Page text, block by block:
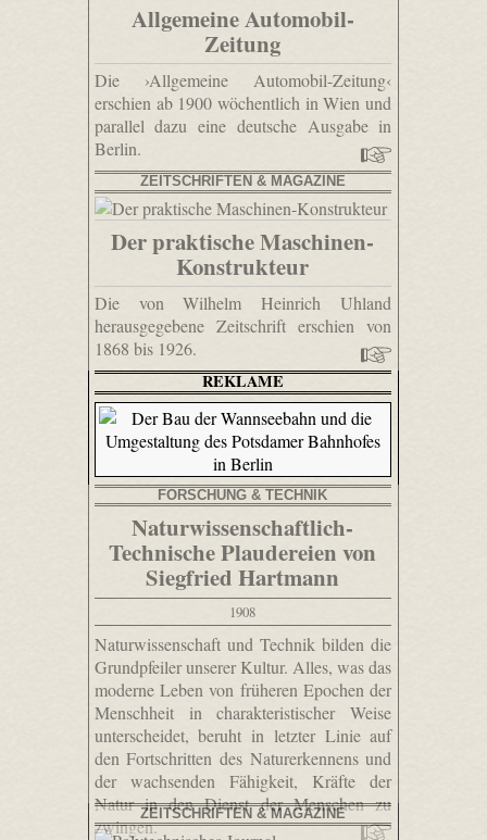
Allgemeine Automobil-
Zeitung
Die ›Allgemeine Automobil-Zeitung‹
erschien ab 1900 wöchentlich in Wien und
parallel dazu eine deutsche Ausgabe in
Berlin.
ZEITSCHRIFTEN & MAGAZINE
Der praktische Maschinen-
Konstrukteur
Die von Wilhelm Heinrich Uhland
herausgegebene Zeitschrift erschien von
1868 bis 1926.
REKLAME
FORSCHUNG & TECHNIK
Naturwissenschaftlich-
Technische Plaudereien von
Siegfried Hartmann
1908
Naturwissenschaft und Technik bilden die
Grundpfeiler unserer Kultur. Alles, was das
moderne Leben von früheren Epochen der
Menschheit in charakteristischer Weise
unterscheidet, beruht in letzter Linie auf
den Fortschritten des Naturerkennens und
der wachsenden Fähigkeit, Kräfte der
Natur in den Dienst der Menschen zu
zwingen.
ZEITSCHRIFTEN & MAGAZINE